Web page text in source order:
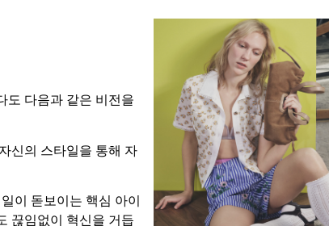
도 다음과 같은 비전을
신의 스타일을 통해 자
이 돋보이는 핵심 아이
끊임없이 혁신을 거듭